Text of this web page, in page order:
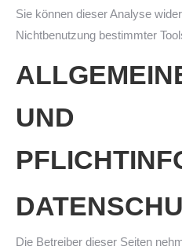
Sie können dieser Analyse
Nichtbenutzung bestimmter
UND
Die Betreiber dieser Seiten